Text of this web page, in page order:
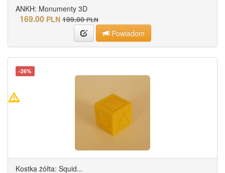
ANKH: Monumenty 3D
169.00 PLN 199.00 PLN
Powiadom
-26%
Kostka żółta: Squid...